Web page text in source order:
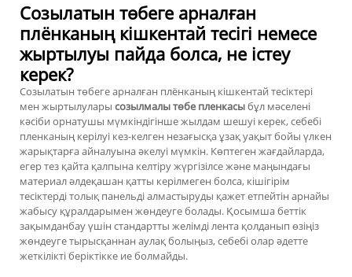
Созылатын төбеге арналған
плёнканың кішкентай тесігі немесе
жыртылуы пайда болса, не істеу
керек?
Созылатын төбеге арналған плёнканың кішкентай тесіктері
мен жыртылулары созылмалы төбе пленкасыбұл мәселені
кәсіби орнатушы мүмкіндігінше жылдам шешуі керек, себебі
пленканың керілуі кез-келген незағысқа ұзақ уақыт бойы үлкен
жарықтарға айналуына әкелуі мүмкін. Көптеген жағдайларда,
егер тез қайта қалпына келтіру жүргізілсе және маңындағы
материал әлдеқашан қатты керілмеген болса, кішігірім
тесіктерді толық панельді алмастыруды қажет етпейтін арнайы
жабысу құралдарымен жөндеуге болады. Қосымша беттік
зақымданбау үшін стандартты желімді лента қолданып өзіңіз
жөндеуге тырысқаннан аулақ болыңыз, себебі олар әдетте
жеткілікті беріктікке ие болмайды.